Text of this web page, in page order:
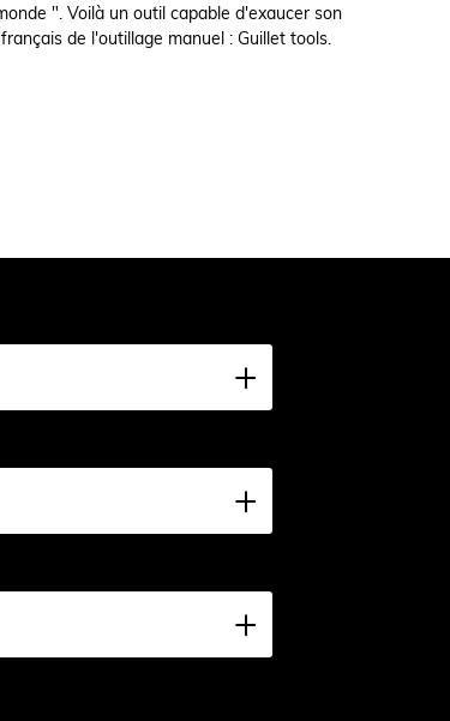
". Voilà un outil capable d'exaucer son
de l'outillage manuel : Guillet tools.